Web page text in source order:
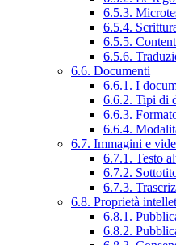
6.5.3.
6.5.4.
6.5.5.
6.5.6.
6.6. Documenti
6.6.1. I
6.6.2. Tipi di
6.6.3.
6.6.4.
6.7. Immagini e
6.7.1. Testo
6.7.2.
6.7.3.
6.8. Proprietà
6.8.1.
6.8.2.